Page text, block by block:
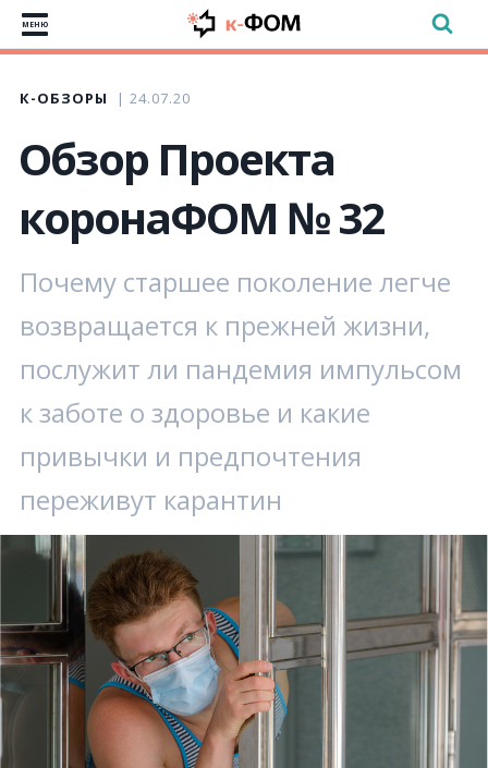
МЕНЮ
К-ОБЗОРЫ 24.07.20
Обзор Проекта
коронаФОМ № 32
Почему старшее поколение легче
возвращается к прежней жизни,
послужит ли пандемия импульсом
к заботе о здоровье и какие
привычки и предпочтения
переживут карантин